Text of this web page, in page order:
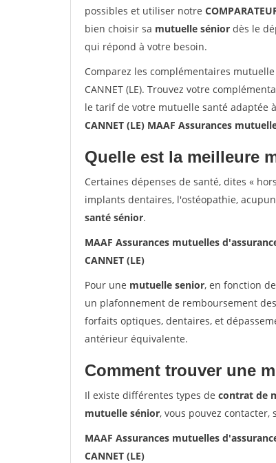
possibles et utiliser notre
bien choisir sa mutuelle sénior dès le
qui répond à votre besoin.
Comparez les complémentaires
CANNET (LE). Trouvez votre
le tarif de votre mutuelle santé adaptée
CANNET (LE) MAAF Assurances
Quelle est la meilleure
Certaines dépenses de santé, dites «
implants dentaires, l'ostéopathie,
santé sénior.
MAAF Assurances mutuelles
CANNET (LE)
Pour une mutuelle senior, en fonction
un plafonnement de remboursement
forfaits optiques, dentaires, et
antérieur équivalente.
Comment trouver une
Il existe différentes types de contrat de
mutuelle sénior, vous pouvez contacter,
MAAF Assurances mutuelles
CANNET (LE)